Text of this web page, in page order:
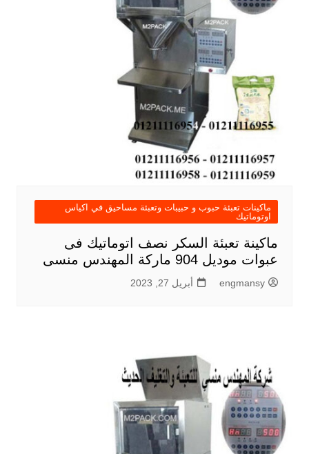
ماكينات تعبئة حبوب و حبيبات وتعبئة مساحيق في اكياس
اوتوماتيك
ماكينة تعبئة السكر نصف اتوماتيك فى
عبوات موديل 904 ماركة المهندس منسى
engmansy أبريل 27, 2023